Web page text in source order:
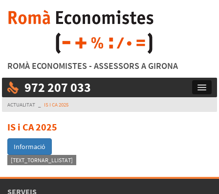
ROMÀ ECONOMISTES - ASSESSORS A GIRONA
972 207 033
ACTUALITAT IS I CA 2025
IS i CA 2025
Informació
[TEXT_TORNAR_LLISTAT]
SERVEIS